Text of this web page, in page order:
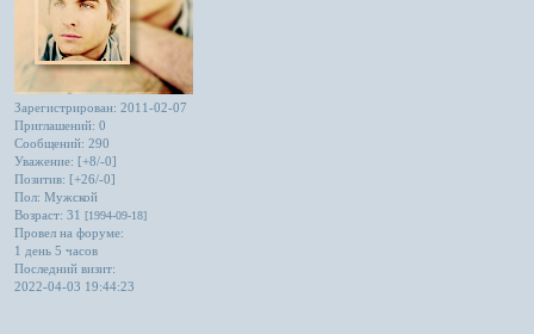
Зарегистрирован: 2011-02-07
Приглашений: 0
Сообщений: 290
Уважение: [+8/-0]
Позитив: [+26/-0]
Пол: Мужской
Возраст: 31[1994-09-18]
Провел на форуме:
1 день 5 часов
Последний визит:
2022-04-03 19:44:23